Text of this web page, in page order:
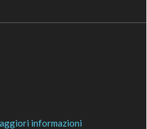
informazioni